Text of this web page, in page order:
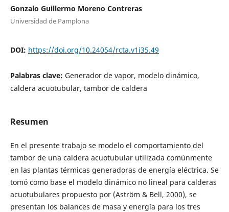
Gonzalo Guillermo Moreno Contreras
Universidad de Pamplona
DOI: https://doi.org/10.24054/rcta.v1i35.49
Palabras clave: Generador de vapor, modelo dinámico,
caldera acuotubular, tambor de caldera
Resumen
En el presente trabajo se modelo el comportamiento del
tambor de una caldera acuotubular utilizada comúnmente
en las plantas térmicas generadoras de energía eléctrica. Se
tomó como base el modelo dinámico no lineal para calderas
acuotubulares propuesto por (Aström & Bell, 2000), se
presentan los balances de masa y energía para los tres